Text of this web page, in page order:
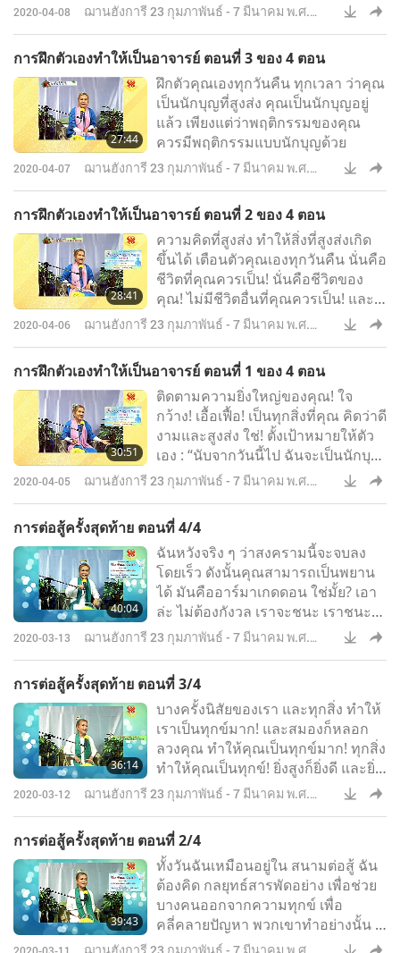
เอง เหนือความมั่นคงของคุณเอง
เหนือทุกสิ่งทุกอย่าง ที่คุณเคยคิดว่า
มันดีที่สุดสำหรับคุณ เข้าใจฉันไหม?
(ค่ะ) ใช่ ฉันทำอย่างเดียวกัน
2020-04-08
ฌานฮังการี 23 กุมภาพันธ์ - 7 มีนาคม พ.ศ.
การฝึกตัวเองทำให้เป็นอาจารย์ ตอนที่ 3 ของ 4 ตอน
27:44
ฝึกตัวคุณเองทุกวันคืน ทุกเวลา ว่าคุณ
เป็นนักบุญที่สูงส่ง คุณเป็นนักบุญอยู่
แล้ว เพียงแต่ว่าพฤติกรรมของคุณ
ควรมีพฤติกรรมแบบนักบุญด้วย
2020-04-07
ฌานฮังการี 23 กุมภาพันธ์ - 7 มีนาคม พ.ศ.
การฝึกตัวเองทำให้เป็นอาจารย์ ตอนที่ 2 ของ 4 ตอน
28:41
ความคิดที่สูงส่ง ทำให้สิ่งที่สูงส่งเกิด
ขึ้นได้ เตือนตัวคุณเองทุกวันคืน นั่นคือ
ชีวิตที่คุณควรเป็น! นั่นคือชีวิตของ
คุณ! ไม่มีชีวิตอื่นที่คุณควรเป็น! และ
จากการทำอย่างนี้ ไม่เพียงคุณได้
ประโยชน์ ใครก็ตามที่มาหาคุณ ก็ได้
โดยอัตโนมัติ โดยที่รู้หรือไม่รู้ก็ตาม
แน่นอนคุณเองได้ผลดี
2020-04-06
ฌานฮังการี 23 กุมภาพันธ์ - 7 มีนาคม พ.ศ.
การฝึกตัวเองทำให้เป็นอาจารย์ ตอนที่ 1 ของ 4 ตอน
30:51
ติดตามความยิ่งใหญ่ของคุณ! ใจ
กว้าง! เอื้อเฟื้อ! เป็นทุกสิ่งที่คุณ คิดว่าดี
งามและสูงส่ง ใช่! ตั้งเป้าหมายให้ตัว
เอง : “นับจากวันนี้ไป ฉันจะเป็นนักบุญ
ฉันจะทำตัวแบบนักบุญ ฉันจะไม่ฟัง
นิสัยของฉัน อีกต่อไป!” ความคิดที่
สูงส่ง ทำให้สิ่งที่สูงส่งเกิดขึ้นได้ เตือน
ตัวคุณเองทุกวันคืน นั่นคือชีวิตที่คุณ
ควรเป็น! นั่นคือชีวิตของคุณ! ไม่มี
ชีวิตอื่นที่คุณควรเป็น! แล้วจากการทำ
อย่างนี้ ไม่เพียงคุณได้ประโยชน์ ใคร
ก็ตาม
2020-04-05
ฌานฮังการี 23 กุมภาพันธ์ - 7 มีนาคม พ.ศ.
การต่อสู้ครั้งสุดท้าย ตอนที่ 4/4
40:04
ฉันหวังจริง ๆ ว่าสงครามนี้จะจบลง
โดยเร็ว ดังนั้นคุณสามารถเป็นพยาน
ได้ มันคืออาร์มาเกดดอน ใช่มั้ย? เอา
ล่ะ ไม่ต้องกังวล เราจะชนะ เราชนะ
อยู่แล้ว พวกเขาบาดเจ็บ และคอย
สร้างปัญหาอยู่เรื่อย แม้ว่าไม่มีศูนย์ฯ
เราก็ยังสามารถนั่งสมาธิ นั่งสมาธิที่
บ้าน เราไม่สนใจเรื่องเหล่านั้น
2020-03-13
ฌานฮังการี 23 กุมภาพันธ์ - 7 มีนาคม พ.ศ.
การต่อสู้ครั้งสุดท้าย ตอนที่ 3/4
36:14
บางครั้งนิสัยของเรา และทุกสิ่ง ทำให้
เราเป็นทุกข์มาก! และสมองก็หลอก
ลวงคุณ ทำให้คุณเป็นทุกข์มาก! ทุกสิ่ง
ทำให้คุณเป็นทุกข์! ยิ่งสูงก็ยิ่งดี และยิ่ง
เร็วก็ยิ่งดี
2020-03-12
ฌานฮังการี 23 กุมภาพันธ์ - 7 มีนาคม พ.ศ.
การต่อสู้ครั้งสุดท้าย ตอนที่ 2/4
39:43
ทั้งวันฉันเหมือนอยู่ใน สนามต่อสู้ ฉัน
ต้องคิด กลยุทธ์สารพัดอย่าง เพื่อช่วย
บางคนออกจากความทุกข์ เพื่อ
คลี่คลายปัญหา พวกเขาทำอย่างนั้น ก็
เพราะมาร มันไม่ใช่พวกเขาด้วยซ้ำ
2020-03-11 ฌานฮังการี 23 กุมภาพันธ์ - 7 มีนาคม พ.ศ.